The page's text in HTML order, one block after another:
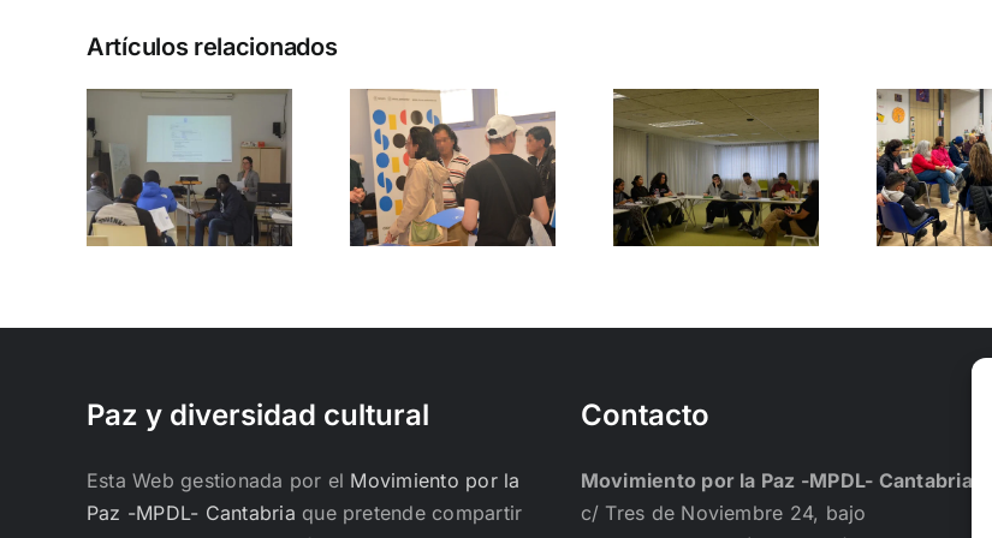
Artículos relacionados
tu
situación:
Taller para
la
regularización
Taller de
antirracismo
para
jóvenes
Cuentos
para una
convivencia
intercultural
Paz y diversidad cultural
Esta Web gestionada por el Movimiento por la
Paz -MPDL- Cantabria que pretende compartir
Contacto
Movimiento por la Paz -MPDL- Cantabria
c/ Tres de Noviembre 24, bajo